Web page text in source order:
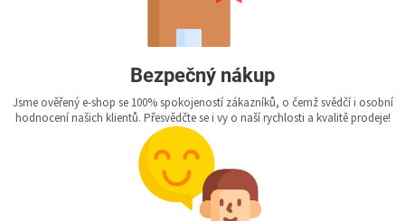
Bezpečný nákup
Jsme ověřený e-shop se 100% spokojeností zákazníků, o čemž svědčí i osobní
hodnocení našich klientů. Přesvědčte se i vy o naší rychlosti a kvalitě prodeje!